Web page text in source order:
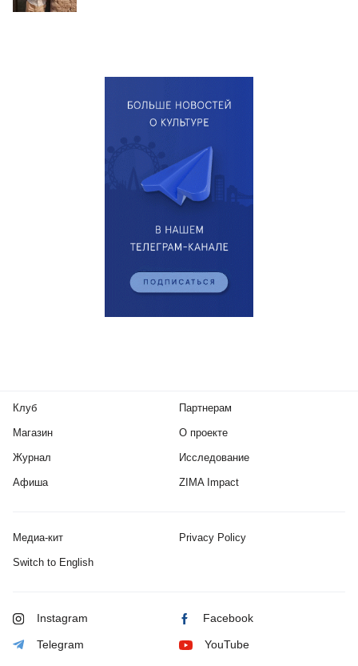
Клуб
Магазин
Журнал
Афиша
Партнерам
О проекте
Исследование
ZIMA Impact
Медиа-кит Privacy Policy
Switch to English
Instagram Facebook
Telegram YouTube